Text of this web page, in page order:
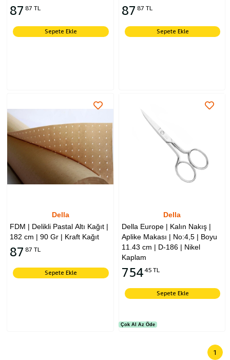
87 87 TL
Sepete Ekle
87 87 TL
Sepete Ekle
Della
FDM | Delikli Pastal Altı Kağıt |
182 cm | 90 Gr | Kraft Kağıt
87 87 TL
Sepete Ekle
Della
Della Europe | Kalın Nakış |
Aplike Makası | No:4,5 | Boyu
11.43 cm | D-186 | Nikel
Kaplam
75445 TL
Sepete Ekle
Çok Al Az Öde
1